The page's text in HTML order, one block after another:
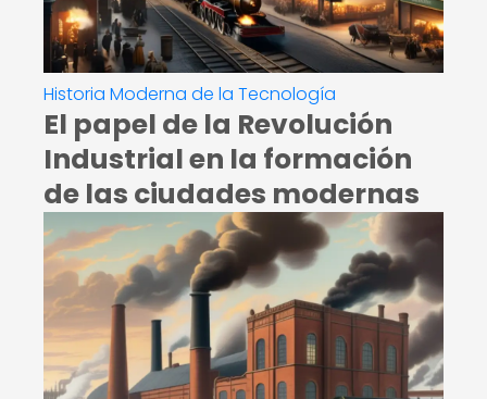
Historia Moderna de la Tecnología
El papel de la Revolución
Industrial en la formación
de las ciudades modernas